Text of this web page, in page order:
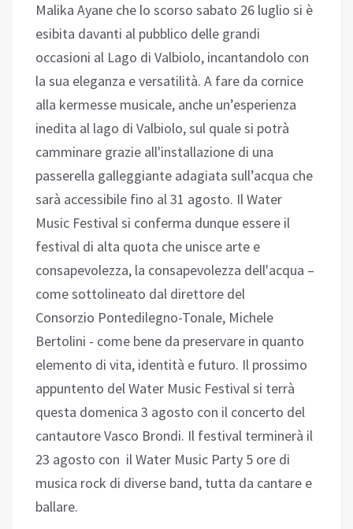
Malika Ayane che lo scorso sabato 26 luglio si è
esibita davanti al pubblico delle grandi
occasioni al Lago di Valbiolo, incantandolo con
la sua eleganza e versatilità. A fare da cornice
alla kermesse musicale, anche un’esperienza
inedita al lago di Valbiolo, sul quale si potrà
camminare grazie all'installazione di una
passerella galleggiante adagiata sull’acqua che
sarà accessibile fino al 31 agosto. Il Water
Music Festival si conferma dunque essere il
festival di alta quota che unisce arte e
consapevolezza, la consapevolezza dell'acqua –
come sottolineato dal direttore del
Consorzio Pontedilegno-Tonale, Michele
Bertolini - come bene da preservare in quanto
elemento di vita, identità e futuro. Il prossimo
appuntento del Water Music Festival si terrà
questa domenica 3 agosto con il concerto del
cantautore Vasco Brondi. Il festival terminerà il
23 agosto con il Water Music Party 5 ore di
musica rock di diverse band, tutta da cantare e
ballare.